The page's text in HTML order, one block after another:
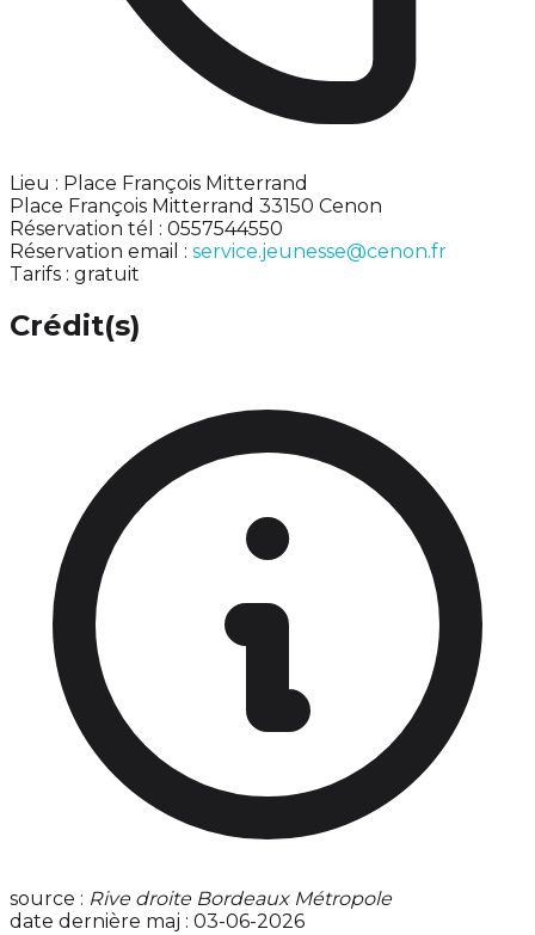
Lieu : Place François Mitterrand
Place François Mitterrand 33150 Cenon
Réservation tél : 0557544550
Réservation email : service.jeunesse@cenon.fr
Tarifs : gratuit
Crédit(s)
source : Rive droite Bordeaux Métropole
date dernière maj : 03-06-2026